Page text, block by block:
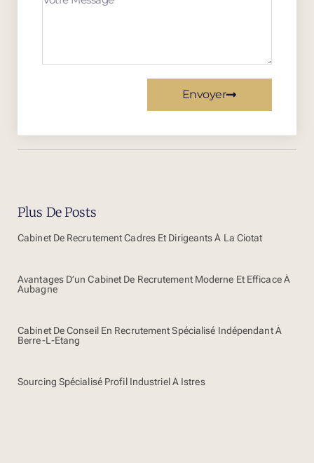
Envoyer
Plus De Posts
Cabinet De Recrutement Cadres Et Dirigeants À La Ciotat
Avantages D’un Cabinet De Recrutement Moderne Et Efficace À
Aubagne
Cabinet De Conseil En Recrutement Spécialisé Indépendant À
Berre-L-Etang
Sourcing Spécialisé Profil Industriel À Istres